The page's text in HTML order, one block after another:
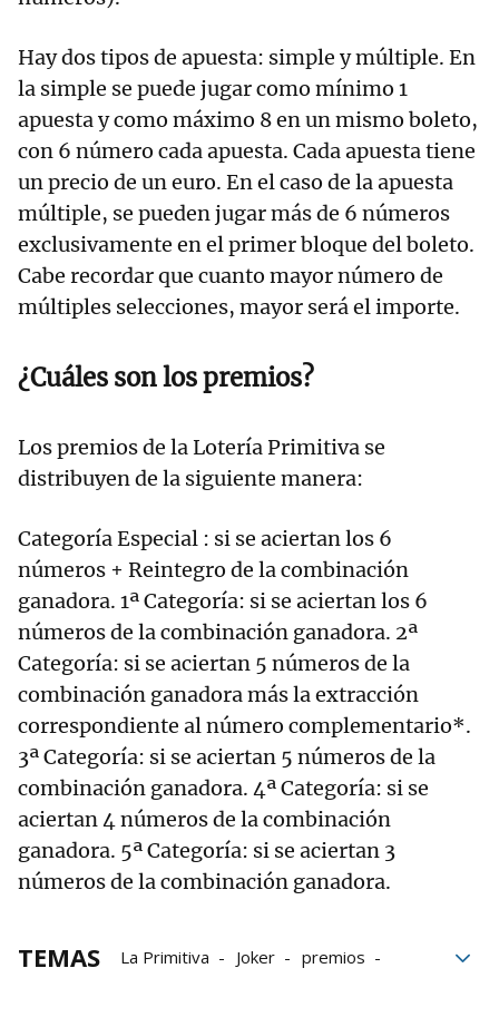
Hay dos tipos de apuesta: simple y múltiple. En
la simple se puede jugar como mínimo 1
apuesta y como máximo 8 en un mismo boleto,
con 6 número cada apuesta. Cada apuesta tiene
un precio de un euro. En el caso de la apuesta
múltiple, se pueden jugar más de 6 números
exclusivamente en el primer bloque del boleto.
Cabe recordar que cuanto mayor número de
múltiples selecciones, mayor será el importe.
¿Cuáles son los premios?
Los premios de la Lotería Primitiva se
distribuyen de la siguiente manera:
Categoría Especial : si se aciertan los 6
números + Reintegro de la combinación
ganadora. 1ª Categoría: si se aciertan los 6
números de la combinación ganadora. 2ª
Categoría: si se aciertan 5 números de la
combinación ganadora más la extracción
correspondiente al número complementario*.
3ª Categoría: si se aciertan 5 números de la
combinación ganadora. 4ª Categoría: si se
aciertan 4 números de la combinación
ganadora. 5ª Categoría: si se aciertan 3
números de la combinación ganadora.
TEMAS La Primitiva Joker
premios